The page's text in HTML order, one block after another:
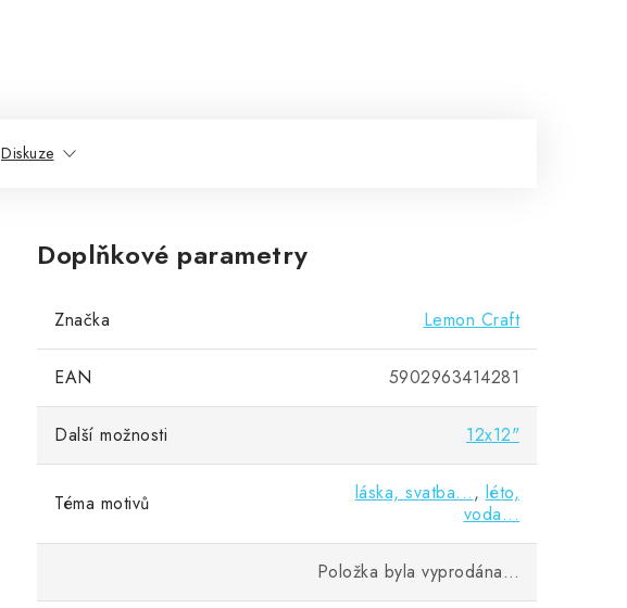
Diskuze
Doplňkové parametry
Značka Lemon Craft
EAN 5902963414281
Další možnosti 12x12"
Téma motivů láska, svatba..., léto,
voda...
Položka byla vyprodána…